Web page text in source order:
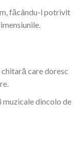
făcându-l potrivit
care doresc
dincolo de